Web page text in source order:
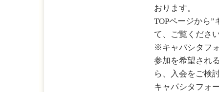
おります。
TOPページから
て、ご覧くださ
※キャパシタフ
参加を希望され
ら、入会をご検
キャパシタフォ